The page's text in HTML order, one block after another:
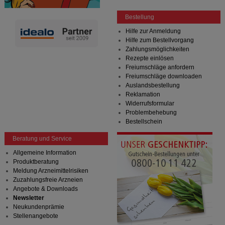
Bestellung
Hilfe zur Anmeldung
Hilfe zum Bestellvorgang
Zahlungsmöglichkeiten
Rezepte einlösen
Freiumschläge anfordern
Freiumschläge downloaden
Auslandsbestellung
Reklamation
Widerrufsformular
Problembehebung
Bestellschein
Beratung und Service
Allgemeine Information
Produktberatung
Meldung Arzneimittelrisiken
Zuzahlungsfreie Arzneien
Angebote & Downloads
Newsletter
Neukundenprämie
Stellenangebote